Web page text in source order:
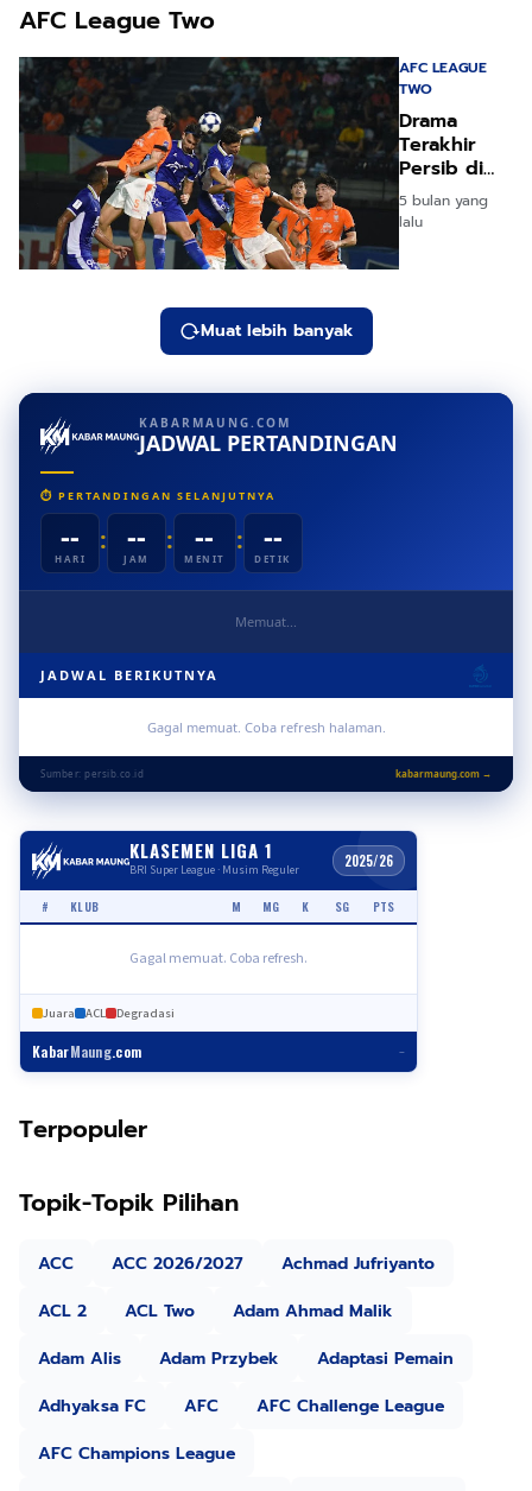
AFC League Two
AFC LEAGUE
TWO
Drama
Terakhir
Persib di
ACL Two
2025/26
5 bulan yang
lalu
Muat lebih banyak
KABARMAUNG.COM
JADWAL PERTANDINGAN
⏱ PERTANDINGAN SELANJUTNYA
--
HARI
: --
JAM
: --
MENIT
: --
DETIK
Memuat...
JADWAL BERIKUTNYA
Gagal memuat. Coba refresh halaman.
Sumber: persib.co.id kabarmaung.com →
KLASEMEN LIGA 1
BRI Super League · Musim Reguler 2025/26
# KLUB M MG K SG PTS
Gagal memuat. Coba refresh.
Juara ACL Degradasi
KabarMaung.com –
Terpopuler
Topik-Topik Pilihan
ACC ACC 2026/2027
Achmad Jufriyanto
ACL 2
ACL Two
Adam Ahmad Malik
Adam Alis
Adam Przybek
Adaptasi Pemain
Adhyaksa FC
AFC
AFC Challenge League
AFC Champions League